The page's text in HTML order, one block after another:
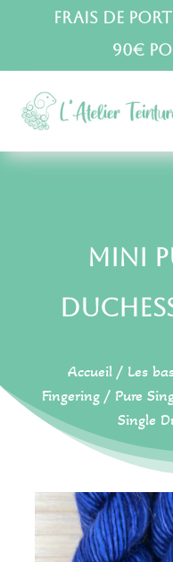
Frais de
90€
Mini
Accueil / Les
Fingering / Pure
Single